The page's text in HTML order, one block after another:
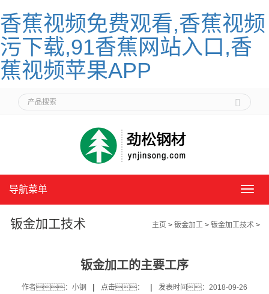
香蕉视频免费观看,香蕉视频
污下载,91香蕉网站入口,香
蕉视频苹果APP
导
单
导航菜单
钣金加工技术 主页 > 钣金加工 > 钣金加工技术 >
钣金加工的主要工序
作者：小钢 | 点击： | 发表时间：2018-09-26